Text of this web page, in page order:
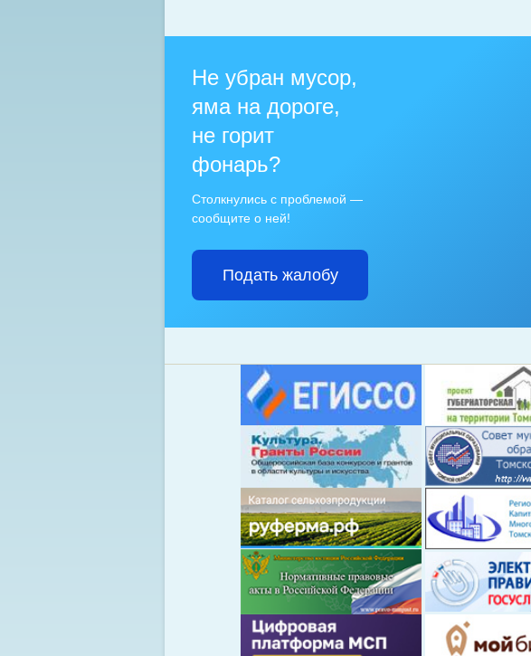
Не убран мусор,
яма на дороге,
не горит
фонарь?
Столкнулись с проблемой —
сообщите о ней!
Подать жалобу